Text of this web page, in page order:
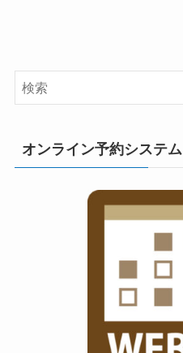
オンライン予約システム